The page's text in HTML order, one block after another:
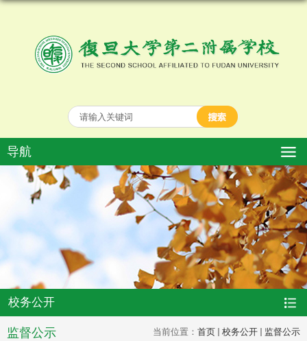
导航
校务公开
当前位置： 首页 校务公开 监督公示
监督公示